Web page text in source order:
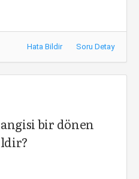
Hata Bildir Soru Detay
bir dönen